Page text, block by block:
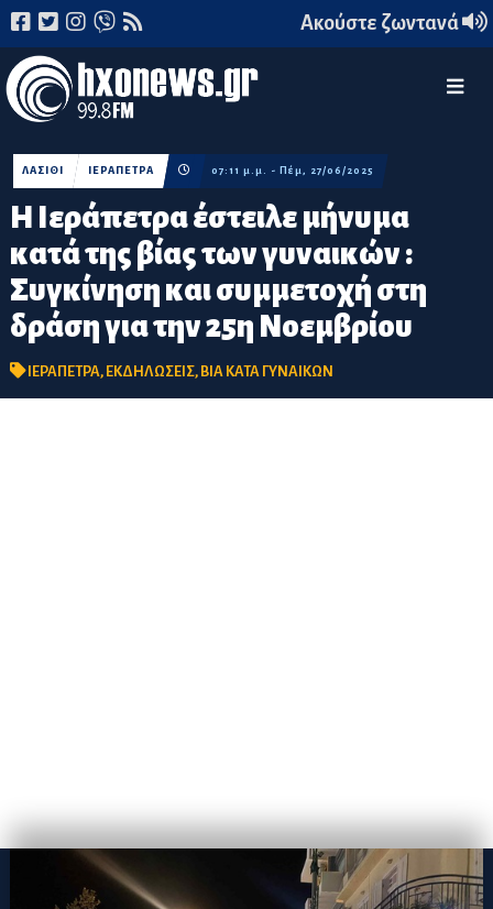
Ακούστε ζωντανά
Η Ιεράπετρα έστειλε μήνυμα
κατά της βίας των γυναικών :
Συγκίνηση και συμμετοχή στη
δράση για την 25η Νοεμβρίου
ΛΑΣΙΘΙ ΙΕΡΑΠΕΤΡΑ 07:11 μ.μ. - Πέμ, 27/06/2025
ΙΕΡΑΠΕΤΡΑ, ΕΚΔΗΛΩΣΕΙΣ, ΒΙΑ ΚΑΤΑ ΓΥΝΑΙΚΩΝ